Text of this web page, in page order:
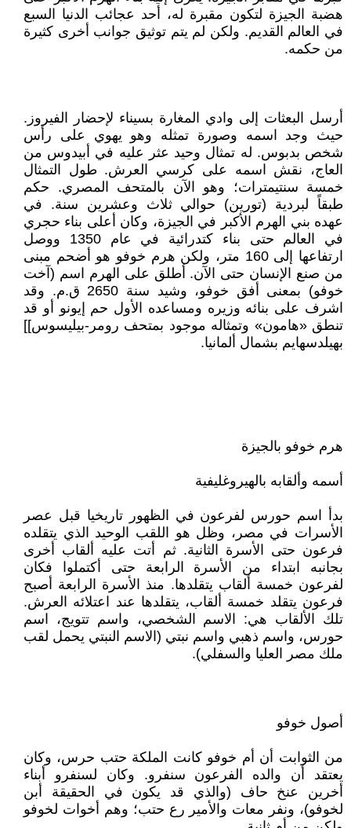
هضبة الجيزة لتكون مقبرة له، أحد عجائب الدنيا السبع
في العالم القديم. ولكن لم يتم توثيق جوانب أخرى كثيرة
من حكمه.
أرسل البعثات إلى وادي المغارة بسيناء لإحضار الفيروز.
حيث وجد اسمه وصورة تمثله وهو يهوي على رأس
شخص بدبوس. له تمثال وحيد عثر عليه في أبيدوس من
العاج، نقش اسمه على كرسي العرش. طول التمثال
خمسة سنتيمترات؛ وهو الآن بالمتحف المصري. حكم
طبقاً لبردية (تورين) حوالي ثلاث وعشرين سنة. في
عهده بني الهرم الأكبر في الجيزة، وكان أعلى بناء حجري
في العالم حتى بناء كتدرائية في عام 1350 ووصل
ارتفاعها إلى 160 متر، ولكن هرم خوفو هو أضحم مبنى
من صنع الإنسان حتى الآن. أطلق على الهرم اسم (آخت
خوفو) بمعنى أفق خوفو، وشيد سنة 2650 ق.م. وقد
اشرف على بنائه وزيره ومساعده الأول حم إيونو أو قد
تنطق «هامون» وتمثاله موجود بمتحف رومر-بيليسوس]]
بهيلدسهايم بشمال ألمانيا.
هرم خوفو بالجيزة
أسمه وألقابه بالهيروغليفية
بدأ اسم حورس لفرعون في الظهور تاريخيا قبل عصر
الأسرات في مصر، وظل هو اللقب الوحيد الذي يتقلده
فرعون حتى الأسرة الثانية. ثم أتت عليه ألقاب أخرى
بجانبه ابتداء من الأسرة الرابعة حتى أكتملوا فكان
لفرعون خمسة ألقاب يتقلدها. منذ الأسرة الرابعة أصبح
فرعون يتقلد خمسة ألقاب، يتقلدها عند اعتلائه العرش.
تلك الألقاب هي: الاسم الشخصي، واسم تتويج، اسم
حورس، واسم ذهبي واسم نبتي (الاسم النبتي يحمل لقب
ملك مصر العليا والسفلي).
أصول خوفو
من الثوابت أن أم خوفو كانت الملكة حتب حرس، وكان
يعتقد أن والده الفرعون سنفرو. وكان لسنفرو أبناء
أخرين عنخ حاف (والذي قد يكون في الحقيقة أبن
لخوفو)، ونفر معات والأمير رع حتب؛ وهم أخوات لخوفو